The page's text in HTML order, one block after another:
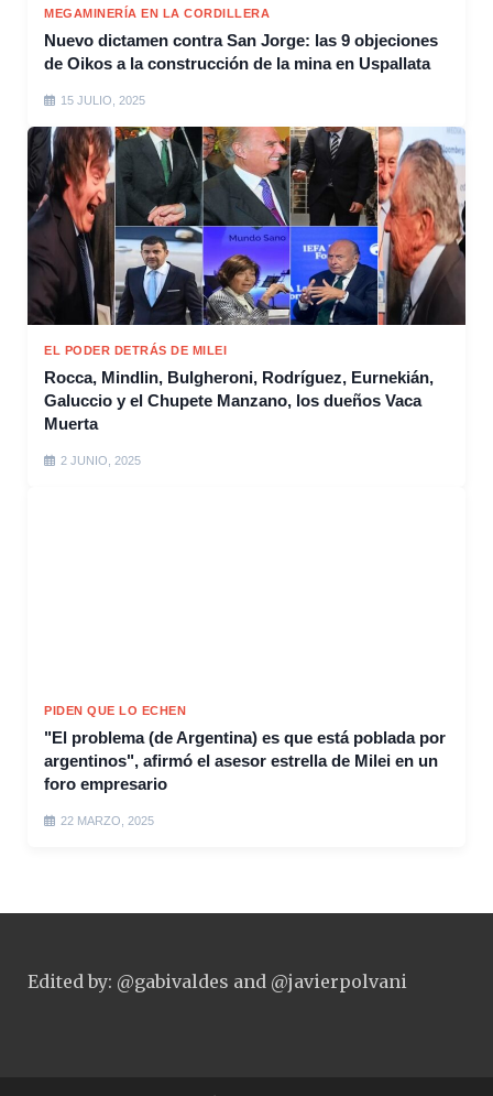
MEGAMINERÍA EN LA CORDILLERA
Nuevo dictamen contra San Jorge: las 9 objeciones
de Oikos a la construcción de la mina en Uspallata
15 JULIO, 2025
EL PODER DETRÁS DE MILEI
Rocca, Mindlin, Bulgheroni, Rodríguez, Eurnekián,
Galuccio y el Chupete Manzano, los dueños Vaca
Muerta
2 JUNIO, 2025
PIDEN QUE LO ECHEN
"El problema (de Argentina) es que está poblada por
argentinos", afirmó el asesor estrella de Milei en un
foro empresario
22 MARZO, 2025
Edited by: @gabivaldes and @javierpolvani